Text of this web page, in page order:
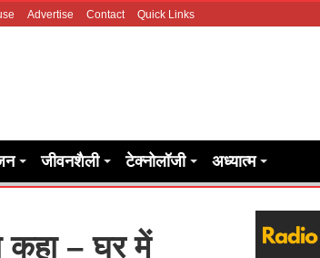
Advertise Contact Quick Links
जीवनशैली टेक्नोलॉजी अध्यात्म
कहा – घर में